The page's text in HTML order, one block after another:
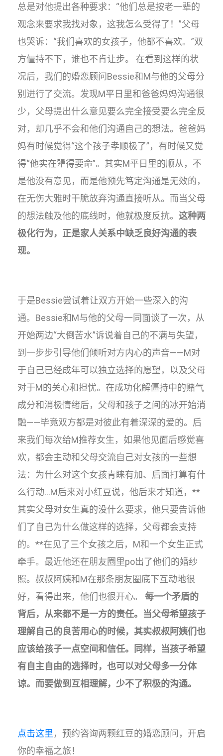
总是对他提出各种要求：“他们总是按老一辈的
观念来要求我找对象，这我怎么受得了！”父母
也哭诉：“我们喜欢的女孩子，他都不喜欢。”双
方僵持不下，谁也不肯让步。 在看到这样的状
况后，我们的婚恋顾问Bessie和M与他的父母分
别进行了交流。发现M平日里和爸爸妈妈沟通很
少，父母提出什么意见要么完全接受要么完全反
对，却几乎不会和他们沟通自己的想法。爸爸妈
妈有时候觉得“这个孩子孝顺极了”，有时候又觉
得“他实在犟得要命”。其实M平日里的顺从，不
是他没有意见，而是他预先笃定沟通是无效的，
在无伤大雅时干脆放弃沟通直接听从。而当父母
的想法触及他的底线时，他就极度反抗。 这种两
极化行为，正是家人关系中缺乏良好沟通的表
现。
于是Bessie尝试着让双方开始一些深入的沟
通。Bessie和M与他的父母一同面谈了一次，从
开始两边“大倒苦水”诉说着自己的不满与失望，
到一步步引导他们倾听对方内心的声音——M对
于自己已经成年可以独立选择的愿望，以及父母
对于M的关心和担忧。在成功化解僵持中的赌气
成分和消极情绪后，父母和孩子之间的冰开始消
融——毕竟双方都是对彼此有着深深的爱的。后
来我们每次给M推荐女生，如果他见面后感觉喜
欢，都会主动和父母交流自己对女孩的一些想
法：为什么对这个女孩青睐有加、后面打算有什
么行动…M后来对小红豆说，他后来才知道，**
其实父母对女生真的没什么要求，他只要告诉他
们了自己为什么做这样的选择，父母都会支持
的。**在见了三个女孩之后，M和一个女生正式
牵手。最近他还在朋友圈里po出了他们的婚纱
照。叔叔阿姨和M在那条朋友圈底下互动地很
好，看得出来，他们也很开心。 每一个矛盾的
背后，从来都不是一方的责任。当父母希望孩子
理解自己的良苦用心的时候，其实叔叔阿姨们也
应该给孩子一点空间和信任。同样，当孩子希望
有自主自由的选择时，也可以对父母多一分体
谅。而要做到互相理解，少不了积极的沟通。
点击这里 ，预约咨询两颗红豆的婚恋顾问，开启
你的幸福之旅！